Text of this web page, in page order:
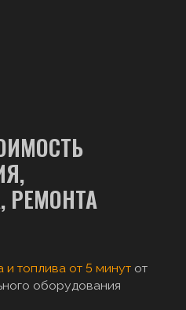
РЕМОНТА
и топлива от 5 минут от
оборудования